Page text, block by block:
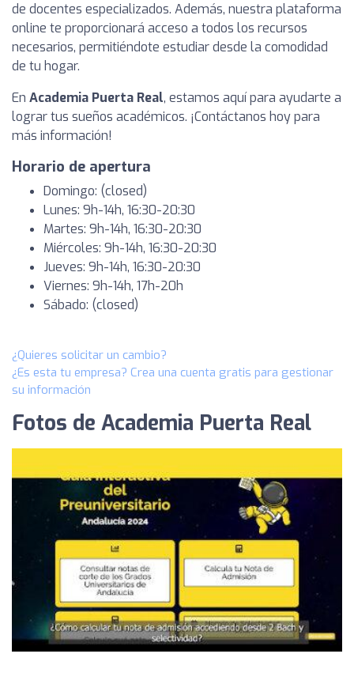
de docentes especializados. Además, nuestra plataforma
online te proporcionará acceso a todos los recursos
necesarios, permitiéndote estudiar desde la comodidad
de tu hogar.
En Academia Puerta Real, estamos aquí para ayudarte a
lograr tus sueños académicos. ¡Contáctanos hoy para
más información!
Horario de apertura
Domingo: (closed)
Lunes: 9h-14h, 16:30-20:30
Martes: 9h-14h, 16:30-20:30
Miércoles: 9h-14h, 16:30-20:30
Jueves: 9h-14h, 16:30-20:30
Viernes: 9h-14h, 17h-20h
Sábado: (closed)
¿Quieres solicitar un cambio?
¿Es esta tu empresa? Crea una cuenta gratis para gestionar
su información
Fotos de Academia Puerta Real